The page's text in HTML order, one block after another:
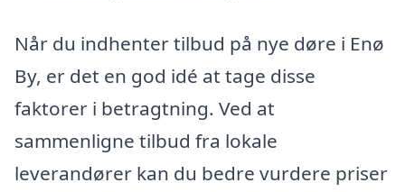
Når du indhenter tilbud på nye døre i Enø
By, er det en god idé at tage disse
faktorer i betragtning. Ved at
sammenligne tilbud fra lokale
leverandører kan du bedre vurdere priser